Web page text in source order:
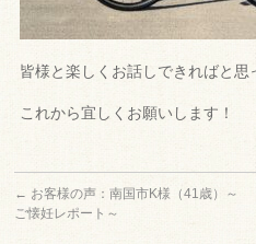
皆様と楽しくお話しできればと思
これから宜しくお願いします！
← お客様の声：南国市K様（41歳）～
ご懐妊レポート～